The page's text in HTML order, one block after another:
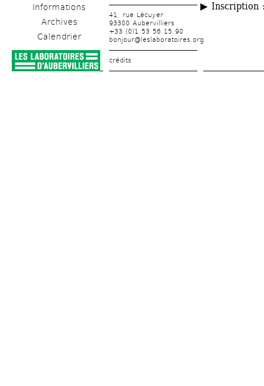
Informations
Archives
Calendrier
41, rue Lécuyer
93300 Aubervilliers
+33 (0)1 53 56 15 90
bonjour@leslaboratoires.org
crédits
▶